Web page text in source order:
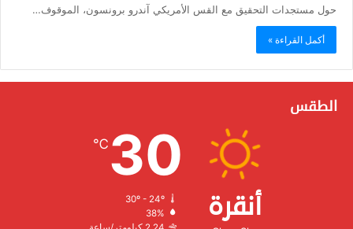
حول مستجدات التحقيق مع القس الأمريكي آندرو برونسون، الموقوف…
أكمل القراءة »
الطقس
أنقرة
30
℃
30º - 24º
الرطوبة:
الرياح: